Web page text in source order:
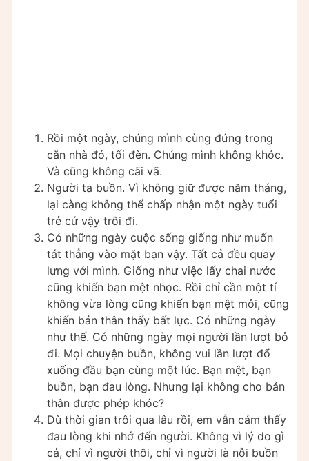
Rồi một ngày, chúng mình cùng đứng trong
căn nhà đó, tối đèn. Chúng mình không khóc.
Và cũng không cãi vã.
Người ta buồn. Vì không giữ được năm tháng,
lại càng không thể chấp nhận một ngày tuổi
trẻ cứ vậy trôi đi.
Có những ngày cuộc sống giống như muốn
tát thẳng vào mặt bạn vậy. Tất cả đều quay
lưng với mình. Giống như việc lấy chai nước
cũng khiến bạn mệt nhọc. Rồi chỉ cần một tí
không vừa lòng cũng khiến bạn mệt mỏi, cũng
khiến bản thân thấy bất lực. Có những ngày
như thế. Có những ngày mọi người lần lượt bỏ
đi. Mọi chuyện buồn, không vui lần lượt đổ
xuống đầu bạn cùng một lúc. Bạn mệt, bạn
buồn, bạn đau lòng. Nhưng lại không cho bản
thân được phép khóc?
Dù thời gian trôi qua lâu rồi, em vẫn cảm thấy
đau lòng khi nhớ đến người. Không vì lý do gì
cả, chỉ vì người thôi, chỉ vì người là nỗi buồn